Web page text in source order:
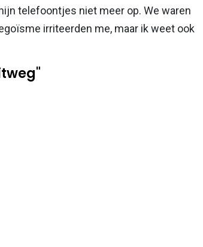
telefoontjes niet meer op. We waren
irriteerden me, maar ik weet ook